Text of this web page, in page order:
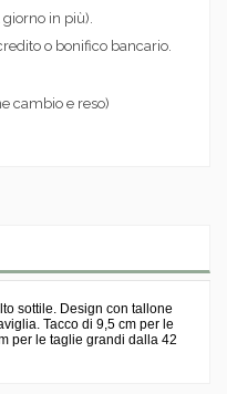
in più).
o bonifico bancario.
cambio e reso)
sottile. Design con tallone
Tacco di 9,5 cm per le
per le taglie grandi dalla 42